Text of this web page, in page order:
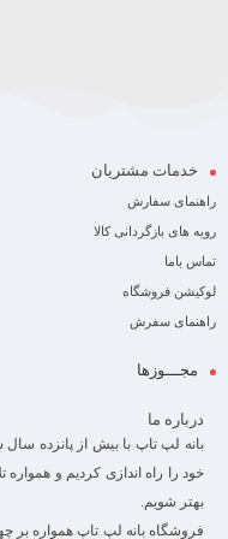
خدمات مشتریان
راهنمای سفارش
رویه های بازگردانی کالا
تماس باما
لوکیشن فروشگاه
راهنمای سفرش
مجـــوزها
درباره ما
خود را راه اندازی کردیم و
بهتر شویم.
فروشگاه بانه لپ تاپ همواره